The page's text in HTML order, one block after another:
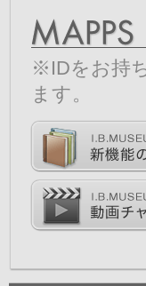
※IDをお持
ます。